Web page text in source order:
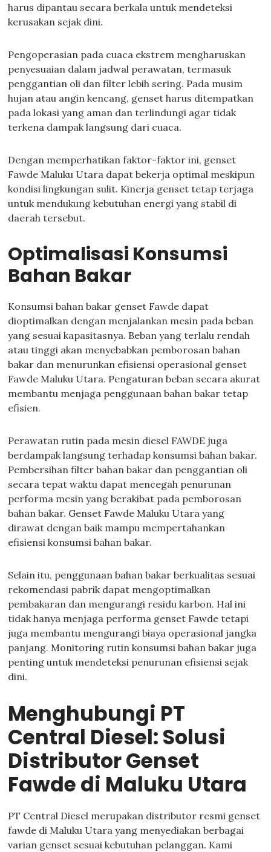
harus dipantau secara berkala untuk mendeteksi
kerusakan sejak dini.
Pengoperasian pada cuaca ekstrem mengharuskan
penyesuaian dalam jadwal perawatan, termasuk
penggantian oli dan filter lebih sering. Pada musim
hujan atau angin kencang, genset harus ditempatkan
pada lokasi yang aman dan terlindungi agar tidak
terkena dampak langsung dari cuaca.
Dengan memperhatikan faktor-faktor ini, genset
Fawde Maluku Utara dapat bekerja optimal meskipun
kondisi lingkungan sulit. Kinerja genset tetap terjaga
untuk mendukung kebutuhan energi yang stabil di
daerah tersebut.
Optimalisasi Konsumsi
Bahan Bakar
Konsumsi bahan bakar genset Fawde dapat
dioptimalkan dengan menjalankan mesin pada beban
yang sesuai kapasitasnya. Beban yang terlalu rendah
atau tinggi akan menyebabkan pemborosan bahan
bakar dan menurunkan efisiensi operasional genset
Fawde Maluku Utara. Pengaturan beban secara akurat
membantu menjaga penggunaan bahan bakar tetap
efisien.
Perawatan rutin pada mesin diesel FAWDE juga
berdampak langsung terhadap konsumsi bahan bakar.
Pembersihan filter bahan bakar dan penggantian oli
secara tepat waktu dapat mencegah penurunan
performa mesin yang berakibat pada pemborosan
bahan bakar. Genset Fawde Maluku Utara yang
dirawat dengan baik mampu mempertahankan
efisiensi konsumsi bahan bakar.
Selain itu, penggunaan bahan bakar berkualitas sesuai
rekomendasi pabrik dapat mengoptimalkan
pembakaran dan mengurangi residu karbon. Hal ini
tidak hanya menjaga performa genset Fawde tetapi
juga membantu mengurangi biaya operasional jangka
panjang. Monitoring rutin konsumsi bahan bakar juga
penting untuk mendeteksi penurunan efisiensi sejak
dini.
Menghubungi PT
Central Diesel: Solusi
Distributor Genset
Fawde di Maluku Utara
PT Central Diesel merupakan distributor resmi genset
fawde di Maluku Utara yang menyediakan berbagai
varian genset sesuai kebutuhan pelanggan. Kami